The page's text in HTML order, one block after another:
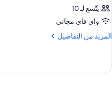
يتّسع لـ 10
واي فاي مجاني
المزيد من التفاصيل
المزيد
الغرفة